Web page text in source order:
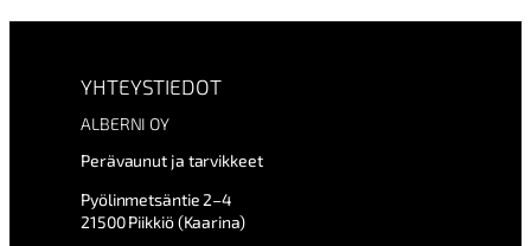
YHTEYSTIEDOT
ALBERNI OY
Perävaunut ja tarvikkeet
Pyölinmetsäntie 2–4
21500 Piikkiö (Kaarina)